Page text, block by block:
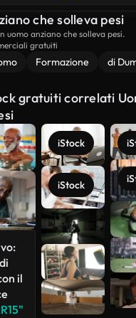
che solleva pesi
uomo anziano che solleva pesi.
gratuiti
Formazione di
gratuiti correlati
il
iStock
iStock